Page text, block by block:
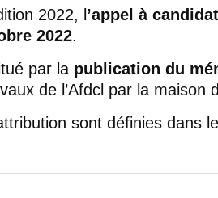
2022, l ’appel à
2022.
par la publication du
de l’Afdcl par la maison
sont définies dans